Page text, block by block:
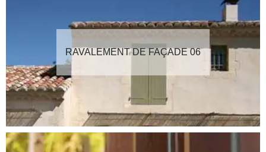
RAVALEMENT DE FAÇADE 06